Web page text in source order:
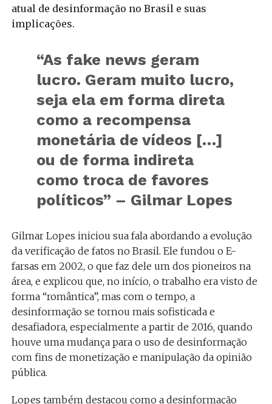
atual de desinformação no Brasil e suas
implicações.
“As fake news geram
lucro. Geram muito lucro,
seja ela em forma direta
como a recompensa
monetária de vídeos […]
ou de forma indireta
como troca de favores
políticos” – Gilmar Lopes
Gilmar Lopes iniciou sua fala abordando a evolução
da verificação de fatos no Brasil. Ele fundou o E-
farsas em 2002, o que faz dele um dos pioneiros na
área, e explicou que, no início, o trabalho era visto de
forma “romântica”, mas com o tempo, a
desinformação se tornou mais sofisticada e
desafiadora, especialmente a partir de 2016, quando
houve uma mudança para o uso de desinformação
com fins de monetização e manipulação da opinião
pública.
Lopes também destacou como a desinformação